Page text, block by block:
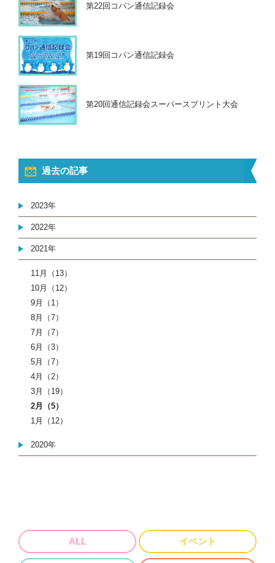
第22回コパン通信記録会
第19回コパン通信記録会
第20回通信記録会スーパースプリント大会
過去の記事
2023年
2022年
2021年
11月（13）
10月（12）
9月（1）
8月（7）
7月（7）
6月（3）
5月（7）
4月（2）
3月（19）
2月（5）
1月（12）
2020年
ALL イベント